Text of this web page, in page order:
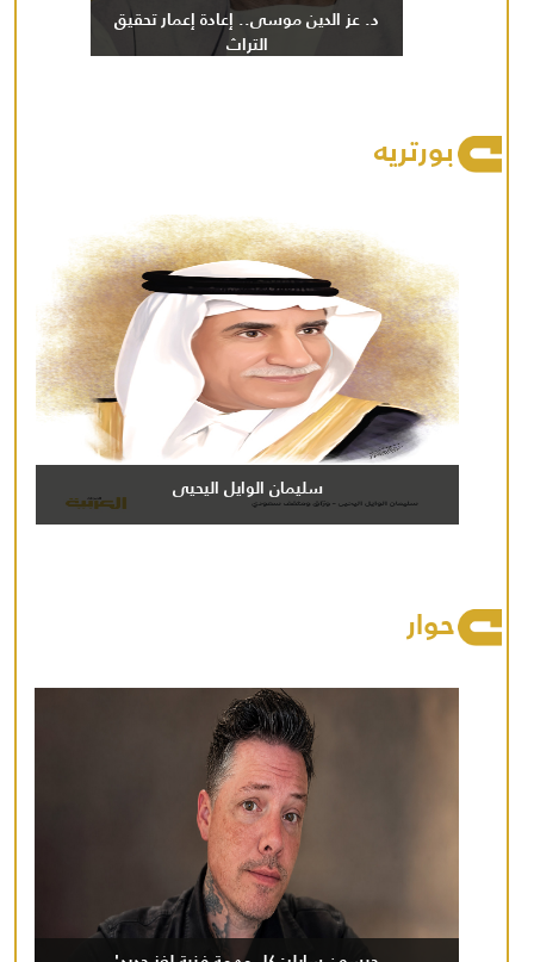
د. عز الدين موسى.. إعادة إعمار تحقيق
التراث
بورتريه
سليمان الوايل اليحيى
حوار